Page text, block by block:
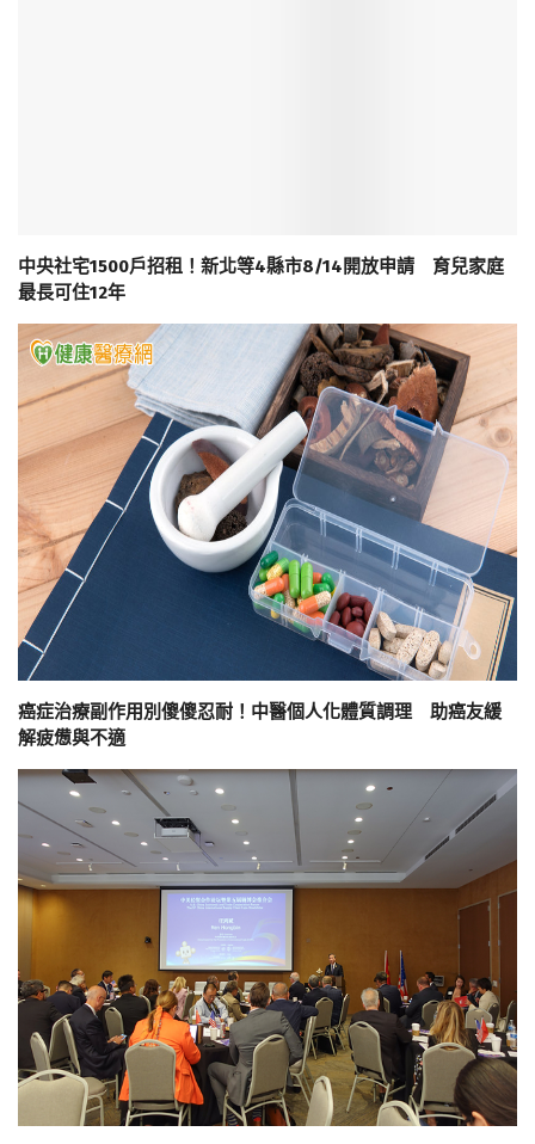
中央社宅1500戶招租！新北等4縣市8/14開放申請 育兒家庭
最長可住12年
癌症治療副作用別傻傻忍耐！中醫個人化體質調理 助癌友緩
解疲憊與不適